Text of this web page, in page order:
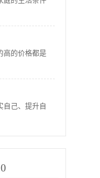
高的价格都是
自己、提升自